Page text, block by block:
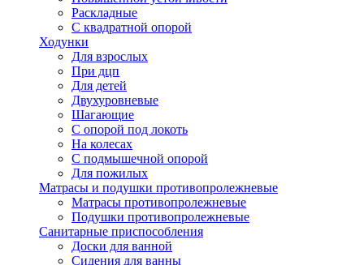
Раскладные
С квадратной опорой
Ходунки
Для взрослых
При дцп
Для детей
Двухуровневые
Шагающие
С опорой под локоть
На колесах
С подмышечной опорой
Для пожилых
Матрасы и подушки противопролежневые
Матрасы противопролежневые
Подушки противопролежневые
Санитарные приспособления
Доски для ванной
Сидения для ванны